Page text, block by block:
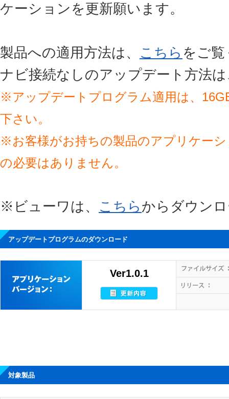
ケーションを更新願います。
製品への適用方法は、 こちら をご
ナビ接続なしのアップデート方法
※アップデートプログラム適用は、
下さい。
※お客様がお持ちの製品のアプリケー
の必要はありません。
※ビューワは、 こちらからダウン
アップデートプログラムのダウンロード
Ver1.0.1
対象製品